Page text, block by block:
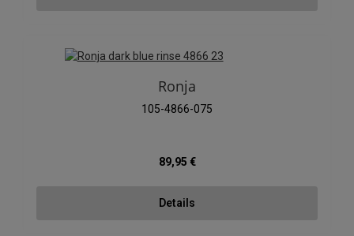
Ronja
105-4866-075
Regulärer Preis:
89,95 €
Details